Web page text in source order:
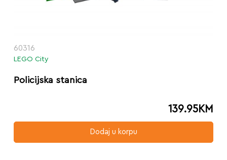
60316
LEGO City
Policijska stanica
139.95KM
Dodaj u korpu